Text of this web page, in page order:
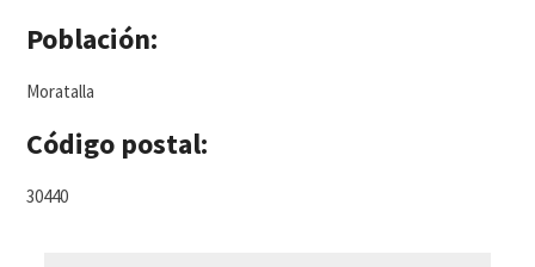
Población:
Moratalla
Código postal:
30440